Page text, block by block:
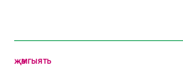
җәмгыять